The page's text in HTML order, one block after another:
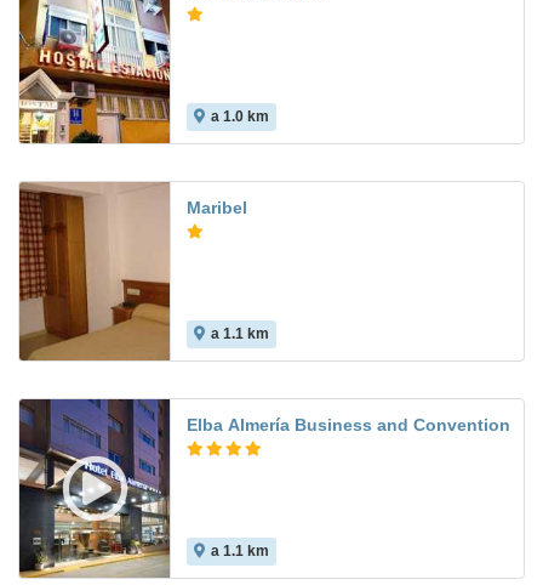
a 1.0 km
Maribel
a 1.1 km
Elba Almería Business and Convention
a 1.1 km